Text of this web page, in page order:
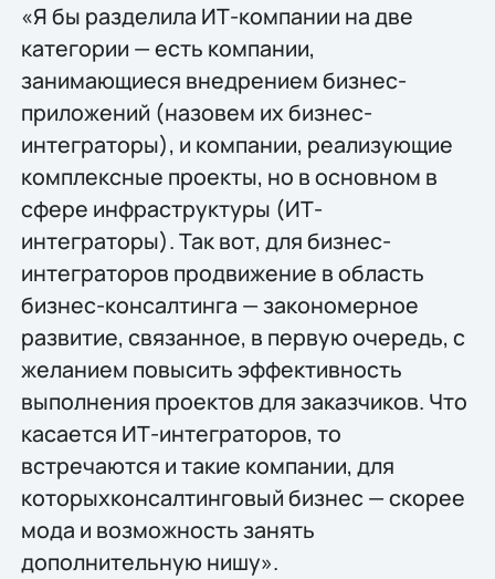
«Я бы разделила ИТ-компании на две
категории — есть компании,
занимающиеся внедрением бизнес-
приложений (назовем их бизнес-
интеграторы), и компании, реализующие
комплексные проекты, но в основном в
сфере инфраструктуры (ИТ-
интеграторы). Так вот, для бизнес-
интеграторов продвижение в область
бизнес-консалтинга — закономерное
развитие, связанное, в первую очередь, с
желанием повысить эффективность
выполнения проектов для заказчиков. Что
касается ИТ-интеграторов, то
встречаются и такие компании, для
которыхконсалтинговый бизнес — скорее
мода и возможность занять
дополнительную нишу».